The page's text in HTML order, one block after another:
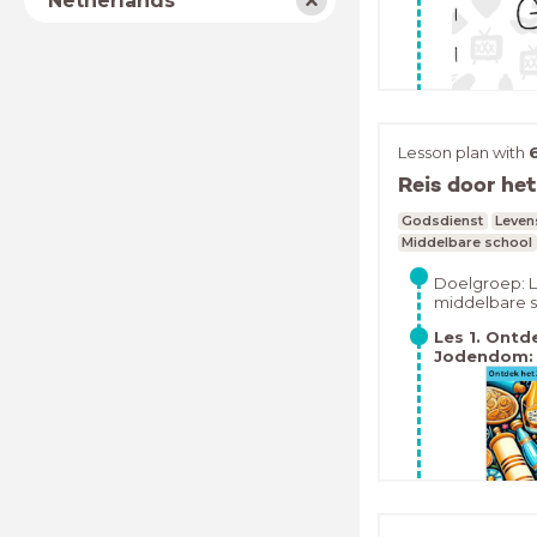
Deze kun je ook
zijn gemaakt
der Linden en
van de
Lesson plan with
Reis door
Godsdienst
Middelbare school
Doelgroep:
middelbare
Inclusief
Les 1.
Jodendom: